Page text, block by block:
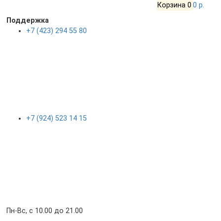
Корзина 0 0 р.
Поддержка
+7 (423) 294 55 80
+7 (924) 523 14 15
Пн-Вс, с 10.00 до 21.00